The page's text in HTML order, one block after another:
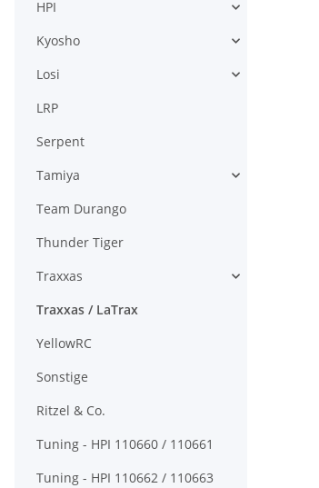
HPI
Alle anzeigen
Kyosho
Alle anzeigen
Losi
Alle anzeigen
LRP
Serpent
Tamiya
Alle anzeigen
Team Durango
Thunder Tiger
Traxxas
Alle anzeigen
Traxxas / LaTrax
YellowRC
Sonstige
Ritzel & Co.
Tuning - HPI 110660 / 110661
Tuning - HPI 110662 / 110663